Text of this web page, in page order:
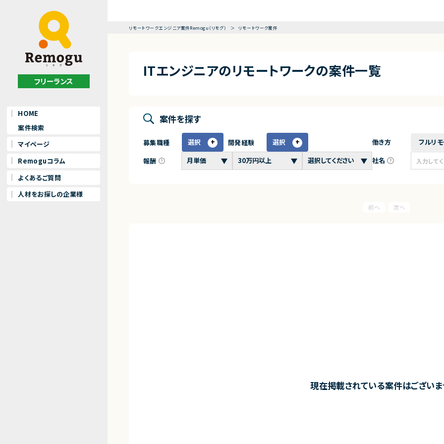
フリーランス
HOME
案件検索
マイページ
Remoguコラム
よくあるご質問
人材をお探しの企業様
リモートワークエンジニア案件Remogu（リモグ） リモートワーク案件
ITエンジニアのリモートワークの案件一覧
案件を探す
募集職種 選択 開発経験
選択
報酬
働き方
フルリ
社名
現在掲載されている案件はございま